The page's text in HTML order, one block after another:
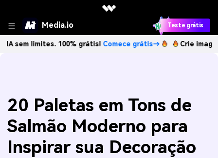
Media.io Teste grátis
100% grátis!Comece grátis→ Crie imagens com
20 Paletas em Tons de
Salmão Moderno para
Inspirar sua Decoração